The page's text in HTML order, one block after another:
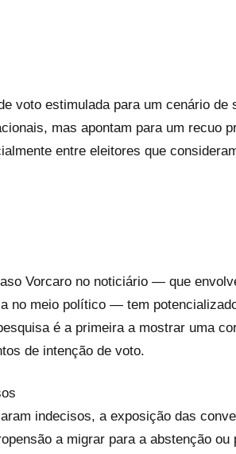
voto estimulada para um cenário de
mas apontam para um recuo
entre eleitores que
Vorcaro no noticiário — que
no meio político — tem
é a primeira a mostrar uma
de intenção de voto.
indecisos, a exposição das
a migrar para a abstenção